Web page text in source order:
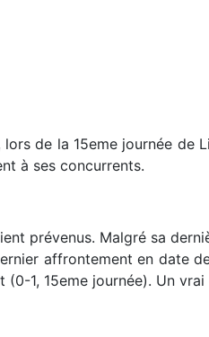
lors de la 15eme journée de
à ses concurrents.
prévenus. Malgré sa
affrontement en date
(0-1, 15eme journée). Un